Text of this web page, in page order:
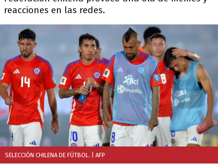
reacciones en las redes.
SELECCIÓN CHILENA DE FÚTBOL. | AFP